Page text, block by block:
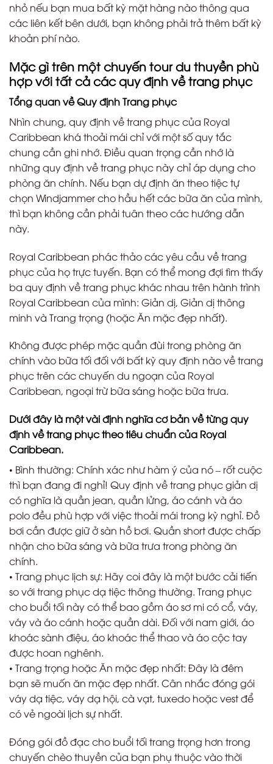
nhỏ nếu bạn mua bất kỳ mặt hàng nào thông qua
các liên kết bên dưới, bạn không phải trả thêm bất kỳ
khoản phí nào.
Mặc gì trên một chuyến tour du thuyền phù
hợp với tất cả các quy định về trang phục
Tổng quan về Quy định Trang phục
Nhìn chung, quy định về trang phục của Royal
Caribbean khá thoải mái chỉ với một số quy tắc
chung cần ghi nhớ. Điều quan trọng cần nhớ là
những quy định về trang phục này chỉ áp dụng cho
phòng ăn chính. Nếu bạn dự định ăn theo tiệc tự
chọn Windjammer cho hầu hết các bữa ăn của mình,
thì bạn không cần phải tuân theo các hướng dẫn
này.
Royal Caribbean phác thảo các yêu cầu về trang
phục của họ trực tuyến. Bạn có thể mong đợi tìm thấy
ba quy định về trang phục khác nhau trên hành trình
Royal Caribbean của mình: Giản dị, Giản dị thông
minh và Trang trọng (hoặc Ăn mặc đẹp nhất).
Không được phép mặc quần đùi trong phòng ăn
chính vào bữa tối đối với bất kỳ quy định nào về trang
phục trên các chuyến du ngoạn của Royal
Caribbean, ngoại trừ bữa sáng hoặc bữa trưa.
Dưới đây là một vài định nghĩa cơ bản về từng quy
định về trang phục theo tiêu chuẩn của Royal
Caribbean.
• Bình thường: Chính xác như hàm ý của nó – rốt cuộc
thì bạn đang đi nghỉ! Quy định về trang phục giản dị
có nghĩa là quần jean, quần lửng, áo cánh và áo
polo đều phù hợp với việc thoải mái trong kỳ nghỉ. Đồ
bơi cần được giữ ở sàn hồ bơi. Quần short được chấp
nhận cho bữa sáng và bữa trưa trong phòng ăn
chính.
• Trang phục lịch sự: Hãy coi đây là một bước cải tiến
so với trang phục dạ tiệc thông thường. Trang phục
cho buổi tối này có thể bao gồm áo sơ mi có cổ, váy,
váy và áo cánh hoặc quần dài. Đối với nam giới, áo
khoác sành điệu, áo khoác thể thao và áo cộc tay
được hoan nghênh.
• Trang trọng hoặc Ăn mặc đẹp nhất: Đây là đêm
bạn sẽ muốn ăn mặc đẹp nhất. Cân nhắc đóng gói
váy dạ tiệc, váy dạ hội, cà vạt, tuxedo hoặc vest để
có vẻ ngoài lịch sự nhất.
Đóng gói đồ đạc cho buổi tối trang trọng hơn trong
chuyến chèo thuyền của bạn phụ thuộc vào thời